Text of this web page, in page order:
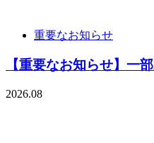
重要なお知らせ
【重要なお知らせ】一
2026.08